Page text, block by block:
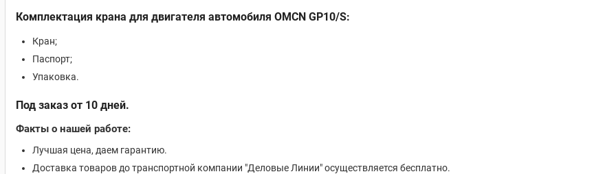
Комплектация крана для двигателя автомобиля OMCN GP10/S:
Кран;
Паспорт;
Упаковка.
Под заказ от 10 дней.
Факты о нашей работе:
Лучшая цена, даем гарантию.
Доставка товаров до транспортной компании "Деловые Линии" осуществляется бесплатно.